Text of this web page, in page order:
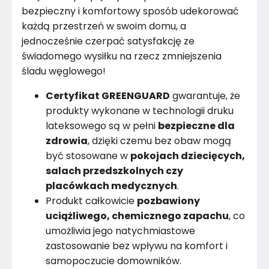
bezpieczny i komfortowy sposób udekorować
każdą przestrzeń w swoim domu, a
jednocześnie czerpać satysfakcję ze
świadomego wysiłku na rzecz zmniejszenia
śladu węglowego!
Certyfikat GREENGUARD gwarantuje, że
produkty wykonane w technologii druku
lateksowego są w pełni bezpieczne dla
zdrowia, dzięki czemu bez obaw mogą
być stosowane w pokojach dziecięcych,
salach przedszkolnych czy
placówkach medycznych.
Produkt całkowicie pozbawiony
uciążliwego, chemicznego zapachu, co
umożliwia jego natychmiastowe
zastosowanie bez wpływu na komfort i
samopoczucie domowników.